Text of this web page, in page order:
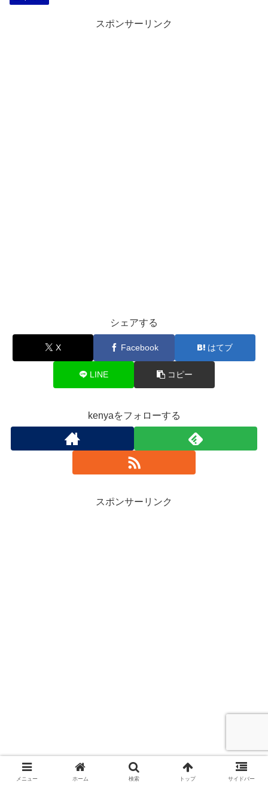
スポンサーリンク
シェアする
X Facebook はてブ
LINE コピー
kenyaをフォローする
スポンサーリンク
メニュー ホーム 検索 トップ サイドバー